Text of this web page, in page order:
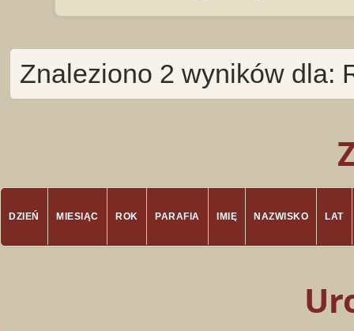
Znaleziono 2 wyników dla:
DZIEŃ MIESIĄC ROK PARAFIA IMIĘ NAZWISKO LAT